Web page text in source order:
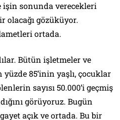
sonunda verecekleri
olacağı gözüküyor.
ortada.
Bütün işletmeler ve
85’inin yaşlı, çocuklar
sayısı 50.000’i geçmiş
görüyoruz. Bugün
açık ve ortada. Bu bir